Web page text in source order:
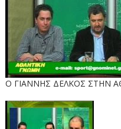
Ο ΓΙΑΝΝΗΣ ΔΕΛΚΟΣ ΣΤΗΝ